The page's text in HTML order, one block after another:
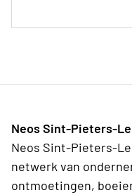
Neos Sint-Pieters-
Neos Sint-Pieters-
netwerk van
ontmoetingen,